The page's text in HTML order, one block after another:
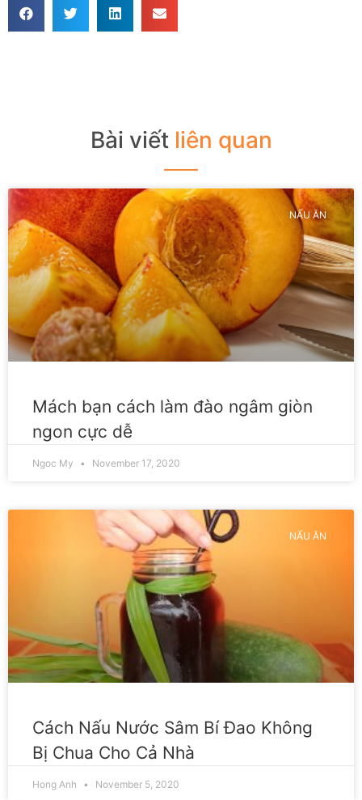
Bài viết liên quan
NẤU ĂN
Mách bạn cách làm đào ngâm giòn
ngon cực dễ
Ngoc My November 17, 2020
NẤU ĂN
Cách Nấu Nước Sâm Bí Đao Không
Bị Chua Cho Cả Nhà
Hong Anh November 5, 2020